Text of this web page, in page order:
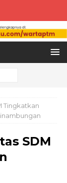
Tingkatkan
SDM